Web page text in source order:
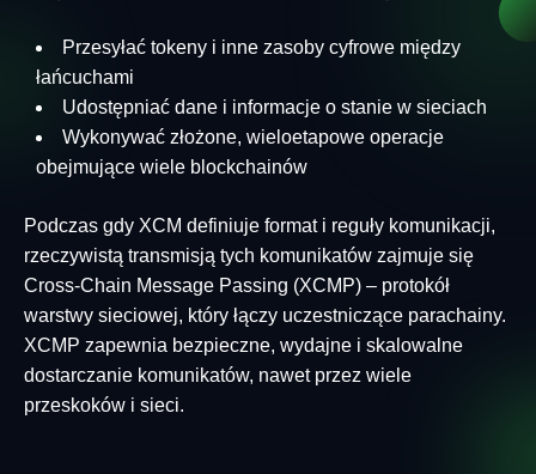
Przesyłać tokeny i inne zasoby cyfrowe między
łańcuchami
Udostępniać dane i informacje o stanie w sieciach
Wykonywać złożone, wieloetapowe operacje
obejmujące wiele blockchainów
Podczas gdy XCM definiuje format i reguły komunikacji,
rzeczywistą transmisją tych komunikatów zajmuje się
Cross-Chain Message Passing (XCMP) – protokół
warstwy sieciowej, który łączy uczestniczące parachainy.
XCMP zapewnia bezpieczne, wydajne i skalowalne
dostarczanie komunikatów, nawet przez wiele
przeskoków i sieci.